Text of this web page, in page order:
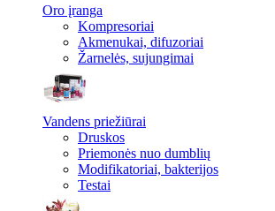
Oro įranga
Kompresoriai
Akmenukai, difuzoriai
Žarnelės, sujungimai
Vandens priežiūrai
Druskos
Priemonės nuo dumblių
Modifikatoriai, bakterijos
Testai